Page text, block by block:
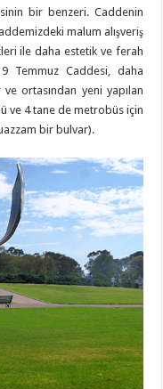
bir benzeri. Caddenin
malum alışveriş
ile daha estetik ve ferah
Temmuz Caddesi, daha
ortasından yeni yapılan
ve 4 tane de metrobüs için
bir bulvar).